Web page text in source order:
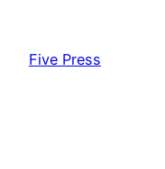
content
Five Press